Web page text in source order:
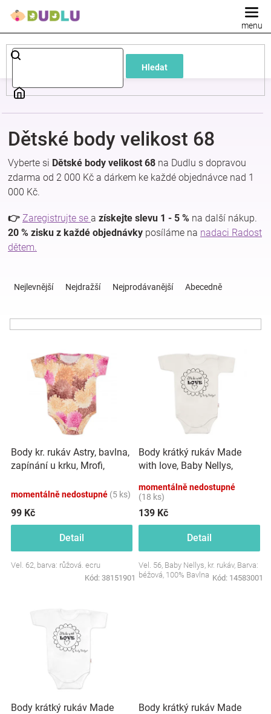
Hledat
Dětské
a
kojenecké
oblečení
Pokojíček
kojenecká
a
zábava
Těhotenské
oblečení
Novinky
Dětské body velikost 68
Vyberte si Dětské body velikost 68 na Dudlu s dopravou
zdarma od 2 000 Kč a dárkem ke každé objednávce nad 1
000 Kč.
👉 Zaregistrujte se a získejte slevu 1 - 5 % na další nákup.
20 % zisku z každé objednávky posíláme na nadaci Radost
dětem.
ů
Nejlevnější Nejdražší Nejprodávanější Abecedně
o
d
u
t
ů
Body kr. rukáv Astry, bavlna,
zapínání u krku, Mrofi,
momentálně nedostupné (5 ks)
99 Kč
Detail
Vel. 62, barva: růžová. ecru
Kód: 38151901
Body krátký rukáv Made
with love, Baby Nellys,
momentálně nedostupné
(18 ks)
139 Kč
Detail
Vel. 56, Baby Nellys, kr. rukáv, Barva:
béžová, 100% Bavlna Kód: 14583001
Body krátký rukáv Made
Body krátký rukáv Made